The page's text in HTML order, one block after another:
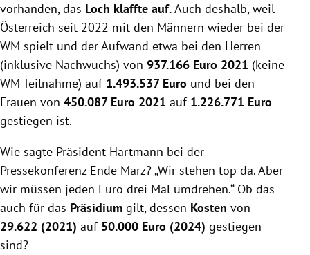
vorhanden, das Loch klaffte auf.Auch deshalb, weil
Österreich seit 2022 mit den Männern wieder bei der
WM spielt und der Aufwand etwa bei den Herren
(inklusive Nachwuchs) von 937.166 Euro 2021 (keine
WM-Teilnahme) auf 1.493.537 Euro und bei den
Frauen von 450.087 Euro 2021 auf 1.226.771 Euro
gestiegen ist.
Wie sagte Präsident Hartmann bei der
Pressekonferenz Ende März? „Wir stehen top da. Aber
wir müssen jeden Euro drei Mal umdrehen.“ Ob das
auch für das Präsidium gilt, dessen Kosten von
29.622 (2021) auf 50.000 Euro (2024) gestiegen
sind?